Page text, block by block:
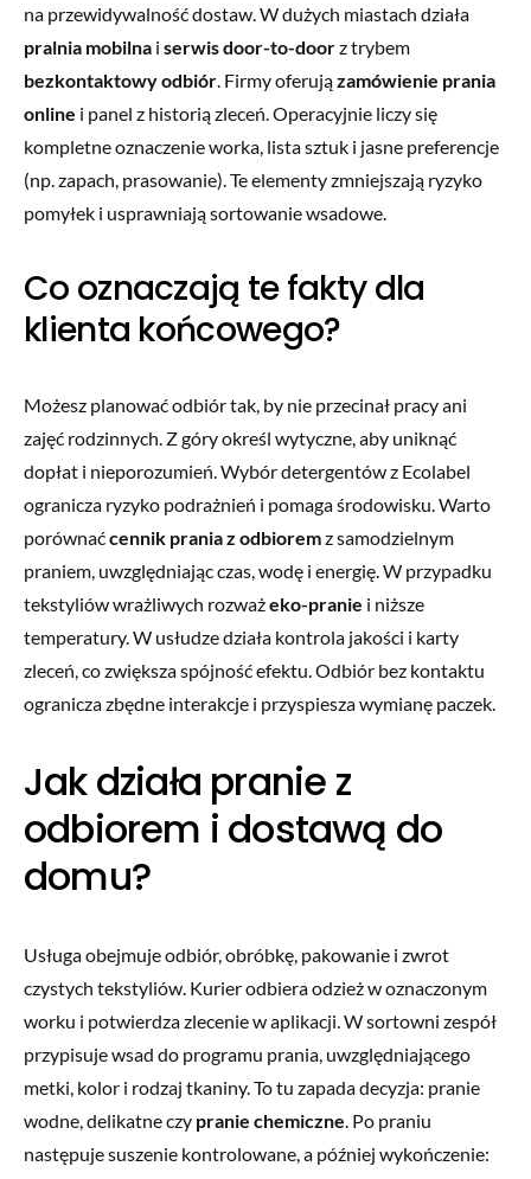
na przewidywalność dostaw. W dużych miastach działa
pralnia mobilna i serwis door-to-doorz trybem
bezkontaktowy odbiór. Firmy oferujązamówienie prania
online i panel z historią zleceń. Operacyjnie liczy się
kompletne oznaczenie worka, lista sztuk i jasne preferencje
(np. zapach, prasowanie). Te elementy zmniejszają ryzyko
pomyłek i usprawniają sortowanie wsadowe.
Co oznaczają te fakty dla
klienta końcowego?
Możesz planować odbiór tak, by nie przecinał pracy ani
zajęć rodzinnych. Z góry określ wytyczne, aby uniknąć
dopłat i nieporozumień. Wybór detergentów z Ecolabel
ogranicza ryzyko podrażnień i pomaga środowisku. Warto
porównaćcennik prania z odbioremz samodzielnym
praniem, uwzględniając czas, wodę i energię. W przypadku
tekstyliów wrażliwych rozważeko-pranie i niższe
temperatury. W usłudze działa kontrola jakości i karty
zleceń, co zwiększa spójność efektu. Odbiór bez kontaktu
ogranicza zbędne interakcje i przyspiesza wymianę paczek.
Jak działa pranie z
odbiorem i dostawą do
domu?
Usługa obejmuje odbiór, obróbkę, pakowanie i zwrot
czystych tekstyliów. Kurier odbiera odzież w oznaczonym
worku i potwierdza zlecenie w aplikacji. W sortowni zespół
przypisuje wsad do programu prania, uwzględniającego
metki, kolor i rodzaj tkaniny. To tu zapada decyzja: pranie
wodne, delikatne czy pranie chemiczne. Po praniu
następuje suszenie kontrolowane, a później wykończenie: